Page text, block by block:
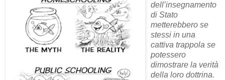
dell’insegnamento
di Stato
metterebbero se
stessi in una
cattiva trappola se
potessero
dimostrare la verità
della loro dottrina.